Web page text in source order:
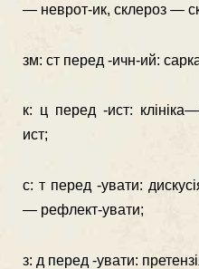
— неврот-ик, склероз —
зм: ст перед -ичн-ий:
к: ц перед -ист:
ист;
с: т перед -увати:
— рефлект-увати;
з: д перед -увати: